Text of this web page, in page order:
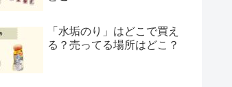
「水垢のり」はどこで買え
る？売ってる場所はどこ？